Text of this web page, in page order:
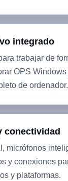
integrado
trabajar de
OPS
de ordenador.
conectividad
micrófonos
y conexiones
y plataformas.